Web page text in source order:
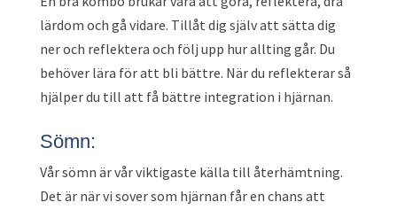
lärdom och gå vidare. Tillåt dig själv att sätta dig
ner och reflektera och följ upp hur allting går. Du
behöver lära för att bli bättre. När du reflekterar så
hjälper du till att få bättre integration i hjärnan.
Sömn:
Vår sömn är vår viktigaste källa till återhämtning.
Det är när vi sover som hjärnan får en chans att